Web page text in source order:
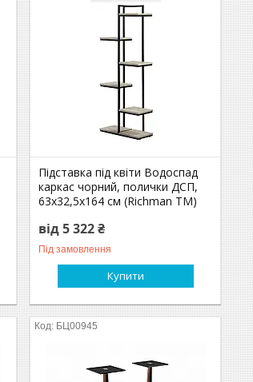
Підставка під квіти Водоспад
каркас чорний, полички ДСП,
63х32,5х164 см (Richman ТМ)
від 5 322 ₴
Під замовлення
Купити
БЦ00945